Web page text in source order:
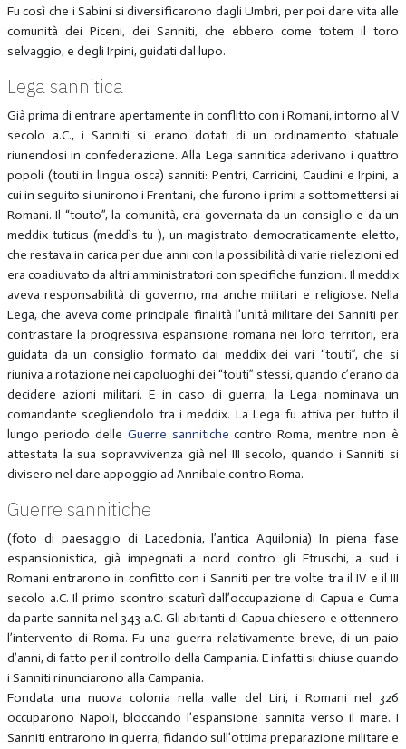
Fu così che i Sabini si diversificarono dagli Umbri, per poi dare vita alle
comunità dei Piceni, dei Sanniti, che ebbero come totem il toro
selvaggio, e degli Irpini, guidati dal lupo.
Lega sannitica
Già prima di entrare apertamente in conflitto con i Romani, intorno al V
secolo a.C., i Sanniti si erano dotati di un ordinamento statuale
riunendosi in confederazione. Alla Lega sannitica aderivano i quattro
popoli (touti in lingua osca) sanniti: Pentri, Carricini, Caudini e Irpini, a
cui in seguito si unirono i Frentani, che furono i primi a sottomettersi ai
Romani. Il “touto”, la comunità, era governata da un consiglio e da un
meddix tuticus (meddìs tu ), un magistrato democraticamente eletto,
che restava in carica per due anni con la possibilità di varie rielezioni ed
era coadiuvato da altri amministratori con specifiche funzioni. Il meddix
aveva responsabilità di governo, ma anche militari e religiose. Nella
Lega, che aveva come principale finalità l’unità militare dei Sanniti per
contrastare la progressiva espansione romana nei loro territori, era
guidata da un consiglio formato dai meddix dei vari “touti”, che si
riuniva a rotazione nei capoluoghi dei “touti” stessi, quando c’erano da
decidere azioni militari. E in caso di guerra, la Lega nominava un
comandante scegliendolo tra i meddix. La Lega fu attiva per tutto il
lungo periodo delle Guerre sannitiche contro Roma, mentre non è
attestata la sua sopravvivenza già nel III secolo, quando i Sanniti si
divisero nel dare appoggio ad Annibale contro Roma.
Guerre sannitiche
(foto di paesaggio di Lacedonia, l’antica Aquilonia) In piena fase
espansionistica, già impegnati a nord contro gli Etruschi, a sud i
Romani entrarono in confitto con i Sanniti per tre volte tra il IV e il III
secolo a.C. Il primo scontro scaturì dall’occupazione di Capua e Cuma
da parte sannita nel 343 a.C. Gli abitanti di Capua chiesero e ottennero
l’intervento di Roma. Fu una guerra relativamente breve, di un paio
d’anni, di fatto per il controllo della Campania. E infatti si chiuse quando
i Sanniti rinunciarono alla Campania.
Fondata una nuova colonia nella valle del Liri, i Romani nel 326
occuparono Napoli, bloccando l’espansione sannita verso il mare. I
Sanniti entrarono in guerra, fidando sull’ottima preparazione militare e